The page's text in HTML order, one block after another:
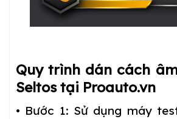
Quy trình dán cách
Seltos tại Proauto.vn
• Bước 1: Sử dụng máy